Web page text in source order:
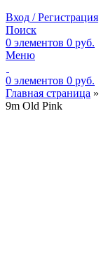
Вход / Регистрация
Поиск
0 элементов 0 руб.
Меню
0 элементов 0 руб.
Главная страница »
9m Old Pink